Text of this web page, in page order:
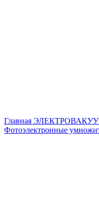
Главная
Фотоэлектронные